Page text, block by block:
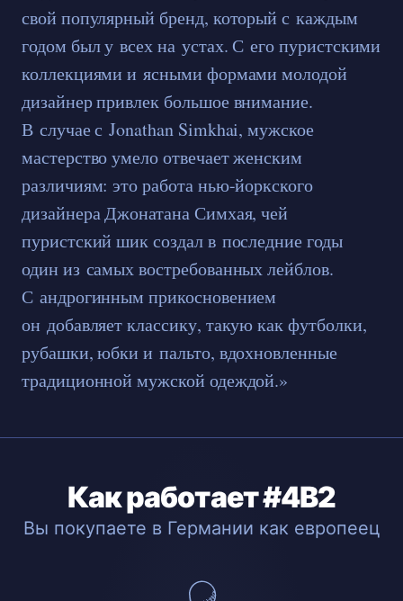
свой популярный бренд, который с каждым
годом был у всех на устах. С его пуристскими
коллекциями и ясными формами молодой
дизайнер привлек большое внимание.
В случае с Jonathan Simkhai, мужское
мастерство умело отвечает женским
различиям: это работа нью-йоркского
дизайнера Джонатана Симхая, чей
пуристский шик создал в последние годы
один из самых востребованных лейблов.
С андрогинным прикосновением
он добавляет классику, такую как футболки,
рубашки, юбки и пальто, вдохновленные
традиционной мужской одеждой.»
Как работает #4B2
Вы покупаете в Германии как европеец